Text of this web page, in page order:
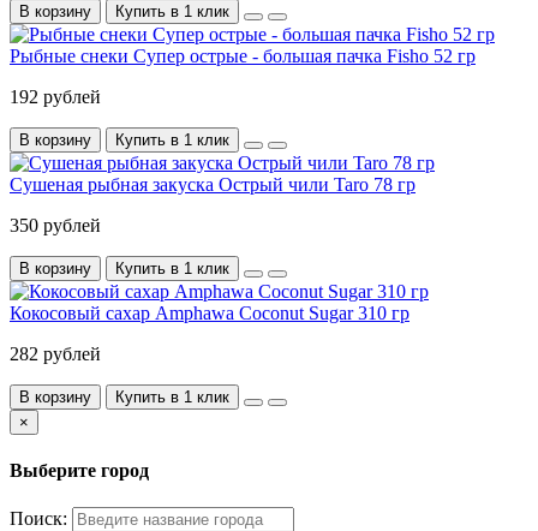
В корзину Купить в 1 клик
Рыбные снеки Супер острые - большая пачка Fisho 52 гр
192 рублей
В корзину Купить в 1 клик
Сушеная рыбная закуска Острый чили Taro 78 гр
350 рублей
В корзину Купить в 1 клик
Кокосовый сахар Amphawa Coconut Sugar 310 гр
282 рублей
В корзину
Купить в 1 клик
×
Выберите город
Поиск: